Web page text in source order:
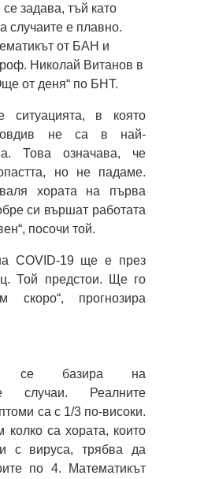
задава, тъй като
случаите е плавно.
от БАН и
Николай Витанов в
от деня“ по БНТ.
ситуацията, в която
не са в най-
Това означава, че
но не падаме.
хората на първа
си вършат работата
посочи той.
COVID-19 ще е през
Той предстои. Ще го
скоро“, прогнозира
се базира на
случаи. Реалните
са с 1/3 по-високи.
колко са хората, които
с вируса, трябва да
по 4. Математикът